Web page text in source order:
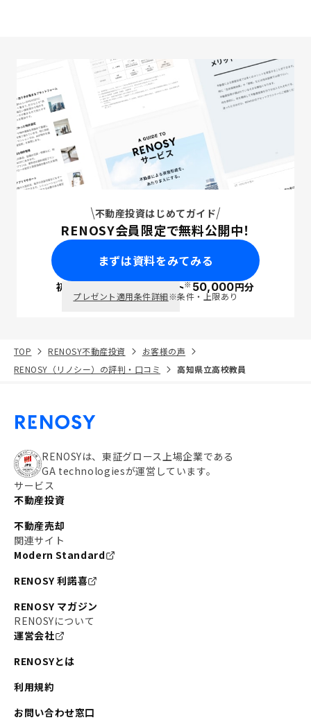
不動産投資はじめてガイド
RENOSY会員限定で無料公開中！
まずは資料をみてみる
初回面談で ポイント※50,000円分
プレゼント適用条件詳細※条件・上限あり
TOP RENOSY不動産投資
お客様の声
RENOSY（リノシー）の評判・口コミ
高知県立高校教員
RENOSYは、東証グロース上場企業である
GA technologiesが運営しています。
サービス
不動産投資
不動産売却
関連サイト
Modern Standard
RENOSY 利諾喜
RENOSY マガジン
RENOSYについて
運営会社
RENOSYとは
利用規約
お問い合わせ窓口